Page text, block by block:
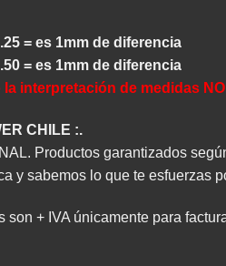
= es 1mm de diferencia
= es 1mm de diferencia
interpretación de medidas
CHILE :.
Productos garantizados
y sabemos lo que te esfuerzas
son + IVA únicamente para